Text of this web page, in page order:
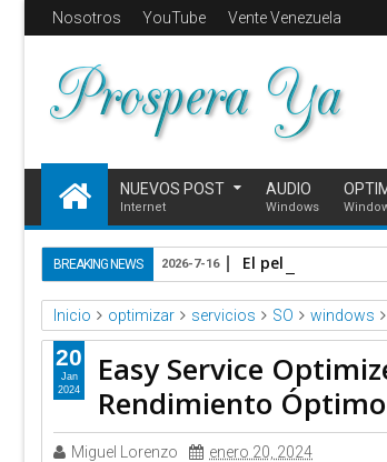
Nosotros YouTube Vente Venezuela
NUEVOS POST
Internet
AUDIO
Windows
BREAKING NEWS El peligro oculto
2026-7-16
Inicio optimizar servicios SO windows
Easy Service
Rendimiento Óptimo
Miguel Lorenzo enero 20, 2024
20
Jan
2024